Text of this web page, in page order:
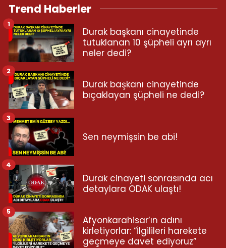
Trend Haberler
Durak başkanı cinayetinde
tutuklanan 10 şüpheli ayrı ayrı
neler dedi?
1
Durak başkanı cinayetinde
bıçaklayan şüpheli ne dedi?
2
Sen neymişsin be abi!
3
Durak cinayeti sonrasında acı
detaylara ODAK ulaştı!
4
Afyonkarahisar’ın adını
kirletiyorlar: “İlgilileri harekete
geçmeye davet ediyoruz”
5